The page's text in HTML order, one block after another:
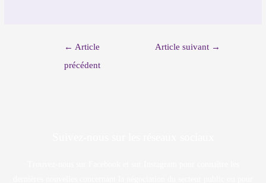
← Article
précédent
Article suivant →